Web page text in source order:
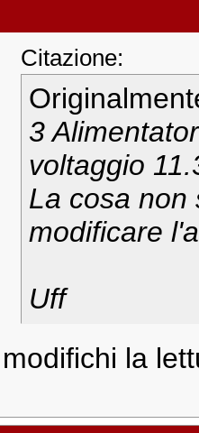
Citazione:
3
voltaggio
La cosa non
modificare
Uff
modifichi la